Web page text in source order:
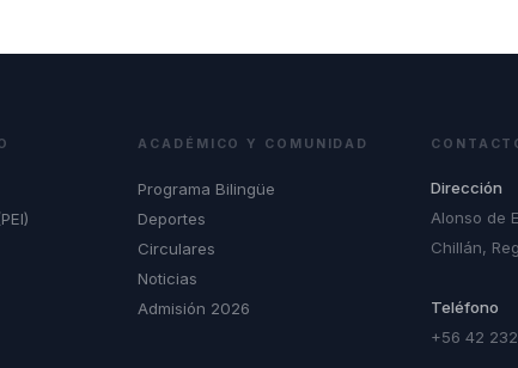
ACADÉMICO Y COMUNIDAD
Programa Bilingüe
Deportes
Circulares
Noticias
Admisión 2026
Dirección
Alonso de
Chillán,
Teléfono
+56 42